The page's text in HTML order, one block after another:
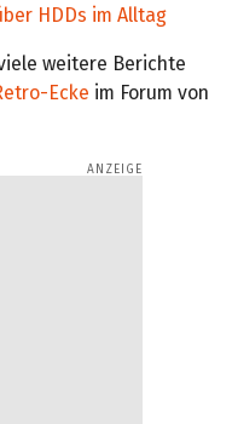
HDDs im Alltag
weitere Berichte
Ecke im Forum von